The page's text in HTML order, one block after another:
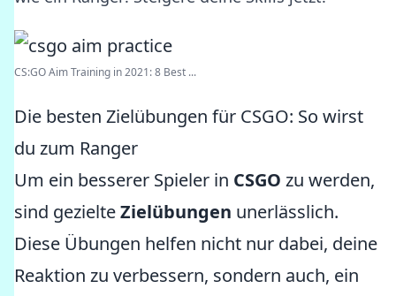
CS:GO Aim Training in 2021: 8 Best ...
Die besten Zielübungen für CSGO: So wirst
du zum Ranger
Um ein besserer Spieler in CSGO zu werden,
sind gezielteZielübungen unerlässlich.
Diese Übungen helfen nicht nur dabei, deine
Reaktion zu verbessern, sondern auch, ein